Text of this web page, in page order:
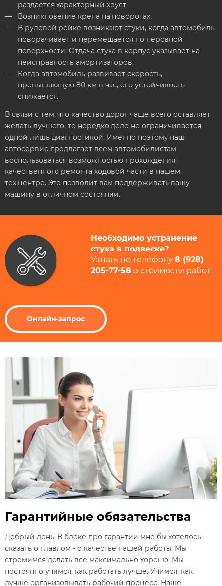
раздается характерный хруст
Возникновение крена на поворотах.
В рулевой рейке возникают стуки, когда автомобиль
поворачивает и перемещается по неровной
поверхности. Отдача стука в корпус указывает на
неисправность амортизаторов.
Когда автомобиль развивает скорость,
превышающую 80 км в час, его устойчивость
снижается.
В связи с тем, что качество дорог чаще всего оставляет
желать лучшего, то нередко дело не ограничивается
одной лишь диагностикой. Именно поэтому наш
автосервис предлагает всем автомобилистам
воспользоваться возможностью прохождения
качественного ремонта ходовой части в нашем
тех.центре. Это позволит вам поддерживать вашу
машину в отличном состоянии.
Необходимо устранение
стука в подвеске?
Узнать по телефону 8 (928)
205-77-58 ​ о стоимости работ​
Онлайн-запрос
Гарантийные обязательства
Добрый день. В блоке про гарантии мне бы хотелось
сказать о главном - о качестве нашей работы. Мы
стремимся делать все максимально хорошо. Мы
постоянно учимся, как работать лучше. Учимся, как
лучше организовывать рабочий процесс. Наше